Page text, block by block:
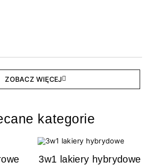
ZOBACZ WIĘCEJ
kategorie
3w1 lakiery hybrydowe